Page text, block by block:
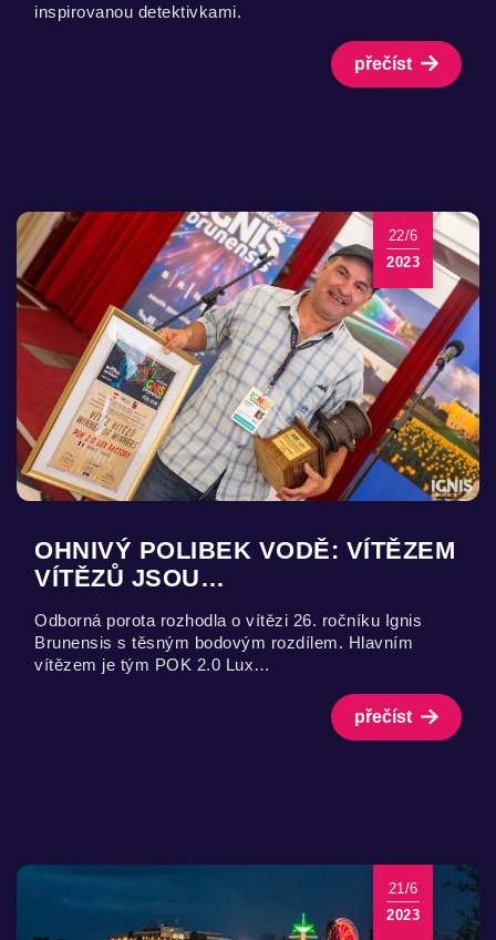
inspirovanou detektivkami.
přečíst
22/6
2023
OHNIVÝ POLIBEK VODĚ: VÍTĚZEM
VÍTĚZŮ JSOU…
Odborná porota rozhodla o vítězi 26. ročníku Ignis
Brunensis s těsným bodovým rozdílem. Hlavním
vítězem je tým POK 2.0 Lux…
přečíst
21/6
2023